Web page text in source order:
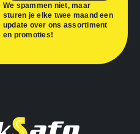
We spammen niet, maar
sturen je elke twee maand een
update over ons assortiment
en promoties!